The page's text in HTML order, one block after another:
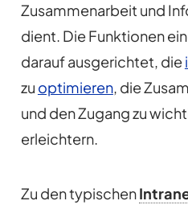
Zusammenarbeit und
dient. Die Funktionen
darauf ausgerichtet, die
zu optimieren, die
und den Zugang zu
erleichtern.
Zu den typischen